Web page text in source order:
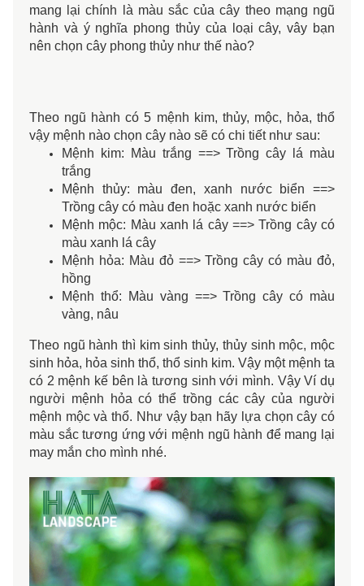
mang lại chính là màu sắc của cây theo mạng ngũ
hành và ý nghĩa phong thủy của loại cây, vây bạn
nên chọn cây phong thủy như thế nào?
Theo ngũ hành có 5 mệnh kim, thủy, mộc, hỏa, thổ
vậy mệnh nào chọn cây nào sẽ có chi tiết như sau:
Mệnh kim: Màu trắng ==> Trồng cây lá màu
trắng
Mệnh thủy: màu đen, xanh nước biển ==>
Trồng cây có màu đen hoặc xanh nước biển
Mệnh mộc: Màu xanh lá cây ==> Trồng cây có
màu xanh lá cây
Mệnh hỏa: Màu đỏ ==> Trồng cây có màu đỏ,
hồng
Mệnh thổ: Màu vàng ==> Trồng cây có màu
vàng, nâu
Theo ngũ hành thì kim sinh thủy, thủy sinh mộc, mộc
sinh hỏa, hỏa sinh thổ, thổ sinh kim. Vậy một mệnh ta
có 2 mệnh kế bên là tương sinh với mình. Vậy Ví dụ
người mệnh hỏa có thể trồng các cây của người
mệnh mộc và thổ. Như vậy bạn hãy lựa chọn cây có
màu sắc tương ứng với mệnh ngũ hành để mang lại
may mắn cho mình nhé.